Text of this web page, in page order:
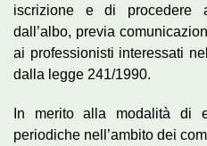
iscrizione e di procedere
dall’albo, previa
ai professionisti interessati
dalla legge 241/1990.
In merito alla modalità di
periodiche nell’ambito dei